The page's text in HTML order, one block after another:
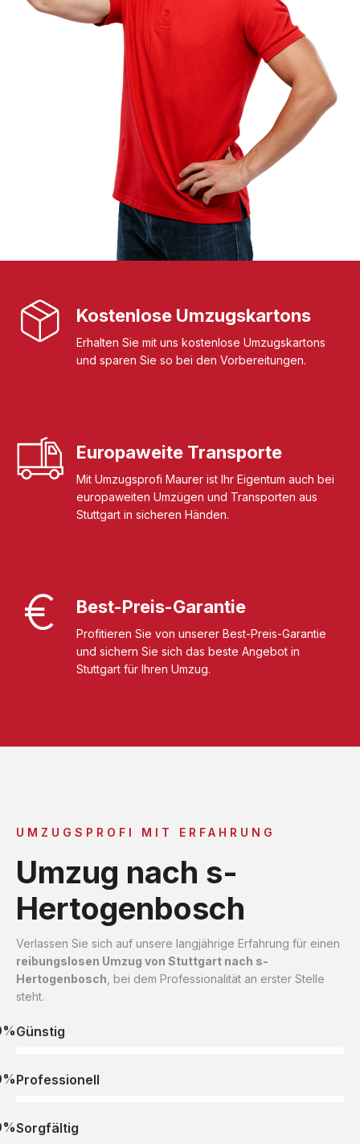
Kostenlose Umzugskartons
Erhalten Sie mit uns kostenlose Umzugskartons
und sparen Sie so bei den Vorbereitungen.
Europaweite Transporte
Mit Umzugsprofi Maurer ist Ihr Eigentum auch bei
europaweiten Umzügen und Transporten aus
Stuttgart in sicheren Händen.
Best-Preis-Garantie
Profitieren Sie von unserer Best-Preis-Garantie
und sichern Sie sich das beste Angebot in
Stuttgart für Ihren Umzug.
UMZUGSPROFI MIT ERFAHRUNG
Umzug nach s-
Hertogenbosch
Verlassen Sie sich auf unsere langjährige Erfahrung für einen
reibungslosen Umzug von Stuttgart nach s-
Hertogenbosch , bei dem Professionalität an erster Stelle
steht.
Günstig
Professionell
Sorgfältig